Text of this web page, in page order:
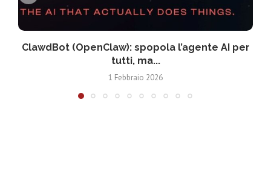
ClawdBot (OpenClaw): spopola l’agente AI per
tutti, ma...
1 Febbraio 2026